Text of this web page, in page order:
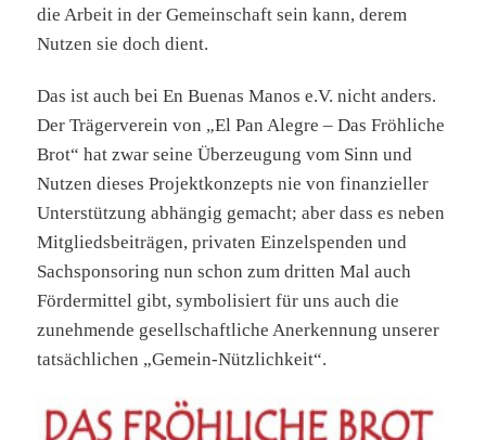
die Arbeit in der Gemeinschaft sein kann, derem
Nutzen sie doch dient.
Das ist auch bei En Buenas Manos e.V. nicht anders.
Der Trägerverein von „El Pan Alegre – Das Fröhliche
Brot“ hat zwar seine Überzeugung vom Sinn und
Nutzen dieses Projektkonzepts nie von finanzieller
Unterstützung abhängig gemacht; aber dass es neben
Mitgliedsbeiträgen, privaten Einzelspenden und
Sachsponsoring nun schon zum dritten Mal auch
Fördermittel gibt, symbolisiert für uns auch die
zunehmende gesellschaftliche Anerkennung unserer
tatsächlichen „Gemein-Nützlichkeit“.